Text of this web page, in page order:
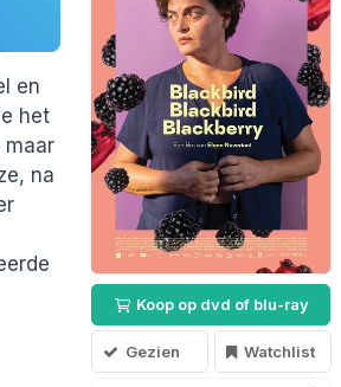
en
het
maar
na
Koop op dvd of blu-ray
Gezien Watchlist